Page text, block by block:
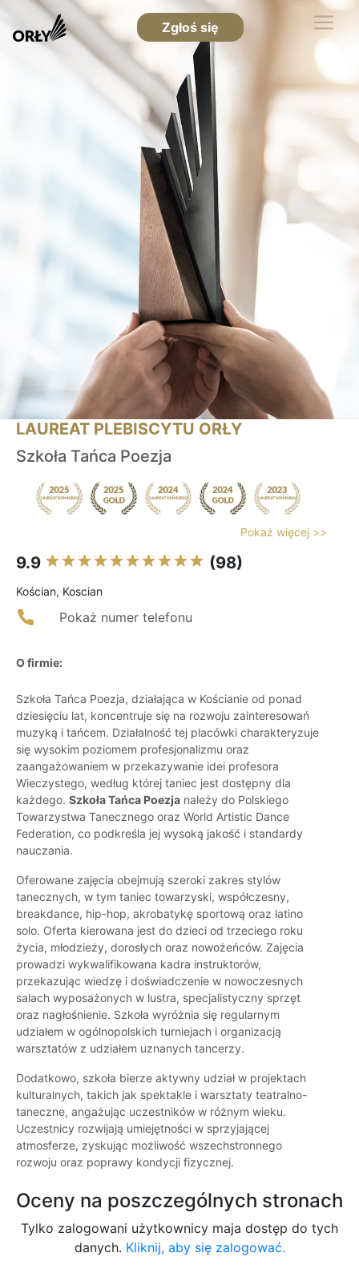
Zgłoś się
LAUREAT PLEBISCYTU ORŁY
Szkoła Tańca Poezja
Pokaż więcej >>
9.9 (98)
Kościan, Koscian
Pokaż numer telefonu
O firmie:
Szkoła Tańca Poezja, działająca w Kościanie od ponad
dziesięciu lat, koncentruje się na rozwoju zainteresowań
muzyką i tańcem. Działalność tej placówki charakteryzuje
się wysokim poziomem profesjonalizmu oraz
zaangażowaniem w przekazywanie idei profesora
Wieczystego, według której taniec jest dostępny dla
każdego. Szkoła Tańca Poezja należy do Polskiego
Towarzystwa Tanecznego oraz World Artistic Dance
Federation, co podkreśla jej wysoką jakość i standardy
nauczania.
Oferowane zajęcia obejmują szeroki zakres stylów
tanecznych, w tym taniec towarzyski, współczesny,
breakdance, hip-hop, akrobatykę sportową oraz latino
solo. Oferta kierowana jest do dzieci od trzeciego roku
życia, młodzieży, dorosłych oraz nowożeńców. Zajęcia
prowadzi wykwalifikowana kadra instruktorów,
przekazując wiedzę i doświadczenie w nowoczesnych
salach wyposażonych w lustra, specjalistyczny sprzęt
oraz nagłośnienie. Szkoła wyróżnia się regularnym
udziałem w ogólnopolskich turniejach i organizacją
warsztatów z udziałem uznanych tancerzy.
Dodatkowo, szkoła bierze aktywny udział w projektach
kulturalnych, takich jak spektakle i warsztaty teatralno-
taneczne, angażując uczestników w różnym wieku.
Uczestnicy rozwijają umiejętności w sprzyjającej
atmosferze, zyskując możliwość wszechstronnego
rozwoju oraz poprawy kondycji fizycznej.
Oceny na poszczególnych stronach
Tylko zalogowani użytkownicy maja dostęp do tych
danych. Kliknij, aby się zalogować.